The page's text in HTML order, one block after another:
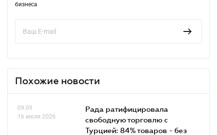
бизнеса
Похожие новости
09.09
16 июля 2026
Рада ратифицировала
свободную торговлю с
Турцией: 84% товаров - без